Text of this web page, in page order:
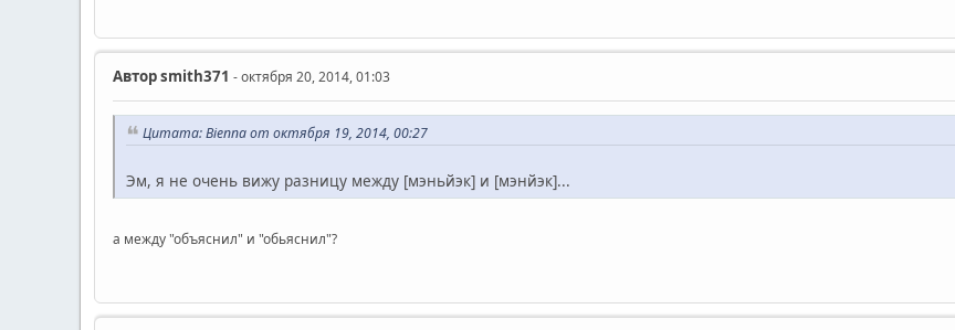
Авторsmith371 - октября 20, 2014, 01:03
Цитата: Bienna от октября 19, 2014, 00:27
Эм, я не очень вижу разницу между [мэньйэк] и [мэнйэк]...
а между "объяснил" и "обьяснил"?